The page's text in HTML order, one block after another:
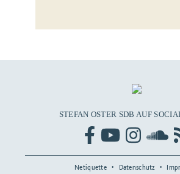
STEFAN OSTER SDB AUF
Netiquette Datenschutz